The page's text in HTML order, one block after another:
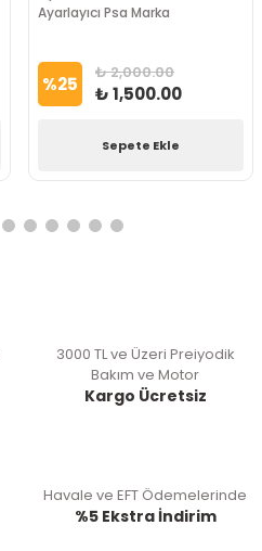
Ayarlayıcı Psa Marka
%25 ₺ 2,000.00
₺ 1,500.00
Sepete Ekle
3000 TL ve Üzeri Preiyodik
Bakım ve Motor
Kargo Ücretsiz
Havale ve EFT Ödemelerinde
%5 Ekstra İndirim